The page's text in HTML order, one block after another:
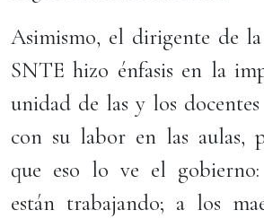
Asimismo, el dirigente de
SNTE hizo énfasis en la
unidad de las y los
con su labor en las aulas,
que eso lo ve el gobierno:
están trabajando; a los